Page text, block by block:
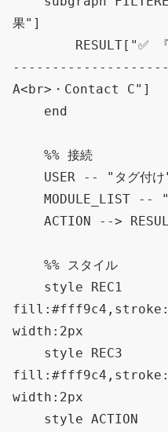
果"]
----------------------
A<br>・Contact C"]
width:2px
width:2px